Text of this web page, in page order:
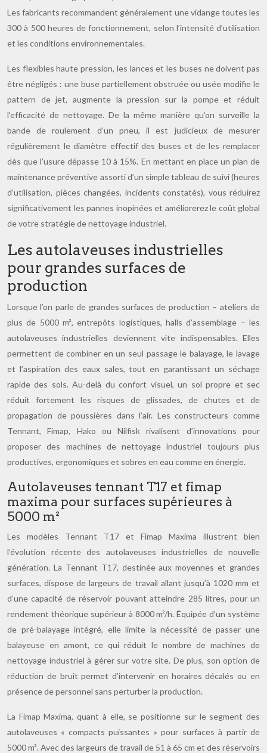
Les fabricants recommandent généralement une vidange toutes les
300 à 500 heures de fonctionnement, selon l’intensité d’utilisation
et les conditions environnementales.
Les flexibles haute pression, les lances et les buses ne doivent pas
être négligés : une buse partiellement obstruée ou usée modifie le
pattern de jet, augmente la pression sur la pompe et réduit
l’efficacité de nettoyage. De la même manière qu’on surveille la
bande de roulement d’un pneu, il est judicieux de mesurer
régulièrement le diamètre effectif des buses et de les remplacer
dès que l’usure dépasse 10 à 15%. En mettant en place un plan de
maintenance préventive assorti d’un simple tableau de suivi (heures
d’utilisation, pièces changées, incidents constatés), vous réduirez
significativement les pannes inopinées et améliorerez le coût global
de votre stratégie de nettoyage industriel.
Les autolaveuses industrielles
pour grandes surfaces de
production
Lorsque l’on parle de grandes surfaces de production – ateliers de
plus de 5000 m², entrepôts logistiques, halls d’assemblage – les
autolaveuses industrielles deviennent vite indispensables. Elles
permettent de combiner en un seul passage le balayage, le lavage
et l’aspiration des eaux sales, tout en garantissant un séchage
rapide des sols. Au-delà du confort visuel, un sol propre et sec
réduit fortement les risques de glissades, de chutes et de
propagation de poussières dans l’air. Les constructeurs comme
Tennant, Fimap, Hako ou Nilfisk rivalisent d’innovations pour
proposer des machines de nettoyage industriel toujours plus
productives, ergonomiques et sobres en eau comme en énergie.
Autolaveuses tennant T17 et fimap
maxima pour surfaces supérieures à
5000 m²
Les modèles Tennant T17 et Fimap Maxima illustrent bien
l’évolution récente des autolaveuses industrielles de nouvelle
génération. La Tennant T17, destinée aux moyennes et grandes
surfaces, dispose de largeurs de travail allant jusqu’à 1020 mm et
d’une capacité de réservoir pouvant atteindre 285 litres, pour un
rendement théorique supérieur à 8000 m²/h. Équipée d’un système
de pré-balayage intégré, elle limite la nécessité de passer une
balayeuse en amont, ce qui réduit le nombre de machines de
nettoyage industriel à gérer sur votre site. De plus, son option de
réduction de bruit permet d’intervenir en horaires décalés ou en
présence de personnel sans perturber la production.
La Fimap Maxima, quant à elle, se positionne sur le segment des
autolaveuses « compacts puissantes » pour surfaces à partir de
5000 m². Avec des largeurs de travail de 51 à 65 cm et des réservoirs